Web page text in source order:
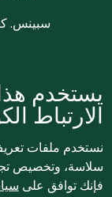
© 2020-
يستخدم
الارتباط
نستخدم ملفات
سلاسة، وتخصيص
فإنك توافق على